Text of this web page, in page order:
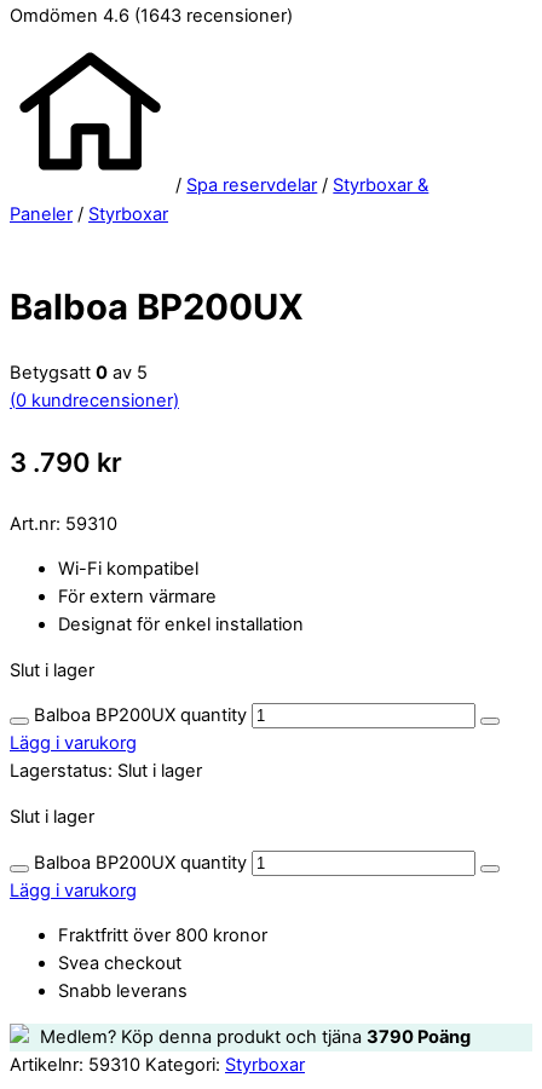
Omdömen 4.6 (1643 recensioner)
/ Spa reservdelar / Styrboxar &
Paneler / Styrboxar
Balboa BP200UX
Betygsatt 0 av 5
(0 kundrecensioner)
3 .790 kr
Art.nr: 59310
Wi-Fi kompatibel
För extern värmare
Designat för enkel installation
Slut i lager
Balboa BP200UX quantity
Lägg i varukorg
Lagerstatus: Slut i lager
Slut i lager
Balboa BP200UX quantity
Lägg i varukorg
Fraktfritt över 800 kronor
Svea checkout
Snabb leverans
Medlem? Köp denna produkt och tjäna 3790 Poäng
Artikelnr: 59310 Kategori: Styrboxar